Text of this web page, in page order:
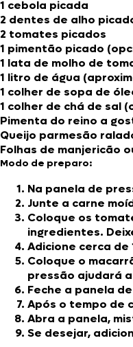
1 cebola picada
2 dentes de alho
2 tomates picados
1 pimentão picado
1 lata de molho de
1 litro de água
1 colher de sopa de
1 colher de chá de sal
Pimenta do reino a
Queijo parmesão
Folhas de manjericão
Modo de preparo:
Na panela de
Junte a carne
Coloque os
ingredientes.
Adicione cerca
Coloque o
pressão ajudará
Feche a panela
Após o tempo de
Abra a panela,
Se desejar,